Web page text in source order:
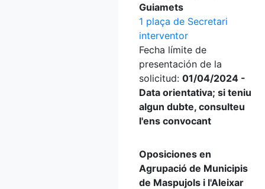
Guiamets
1 plaça de Secretari
interventor
Fecha límite de
presentación de la
solicitud: 01/04/2024 -
Data orientativa; si teniu
algun dubte, consulteu
l'ens convocant
Oposiciones en
Agrupació de Municipis
de Maspujols i l'Aleixar